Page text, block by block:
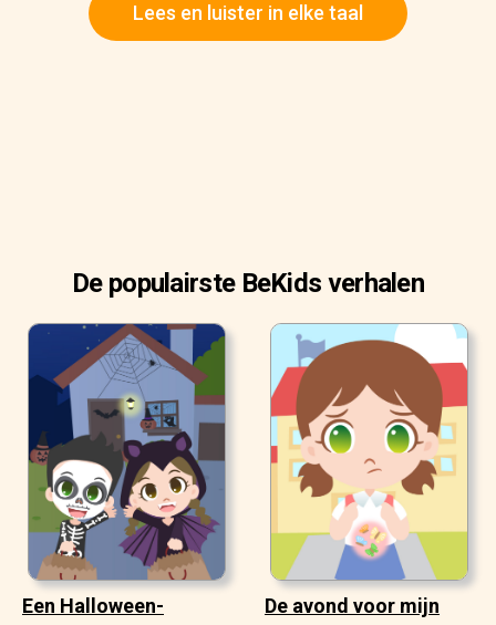
Lees en luister in elke taal
De populairste BeKids verhalen
Een Halloween-
De avond voor mijn